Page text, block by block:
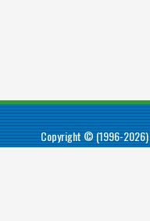
Copyright © (1996-2026)